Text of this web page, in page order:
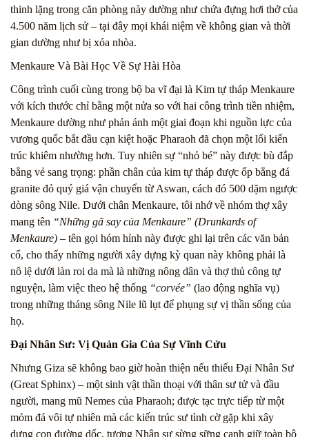
thinh lặng trong căn phòng này dường như chứa đựng hơi thở của
4.500 năm lịch sử – tại đây mọi khái niệm về không gian và thời
gian dường như bị xóa nhòa.
Menkaure Và Bài Học Về Sự Hài Hòa
Công trình cuối cùng trong bộ ba vĩ đại là Kim tự tháp Menkaure
với kích thước chỉ bằng một nửa so với hai công trình tiền nhiệm,
Menkaure dường như phản ánh một giai đoạn khi nguồn lực của
vương quốc bắt đầu cạn kiệt hoặc Pharaoh đã chọn một lối kiến
trúc khiêm nhường hơn. Tuy nhiên sự “nhỏ bé” này được bù đắp
bằng vẻ sang trọng: phần chân của kim tự tháp được ốp bằng đá
granite đỏ quý giá vận chuyển từ Aswan, cách đó 500 dặm ngược
dòng sông Nile. Dưới chân Menkaure, tôi nhớ về nhóm thợ xây
mang tên “Những gã say của Menkaure” (Drunkards of
Menkaure) – tên gọi hóm hỉnh này được ghi lại trên các văn bản
cổ, cho thấy những người xây dựng kỳ quan này không phải là
nô lệ dưới làn roi da mà là những nông dân và thợ thủ công tự
nguyện, làm việc theo hệ thống “corvée” (lao động nghĩa vụ)
trong những tháng sông Nile lũ lụt để phụng sự vị thần sống của
họ.
Đại Nhân Sư: Vị Quản Gia Của Sự Vĩnh Cửu
Nhưng Giza sẽ không bao giờ hoàn thiện nếu thiếu Đại Nhân Sư
(Great Sphinx) – một sinh vật thần thoại với thân sư tử và đầu
người, mang mũ Nemes của Pharaoh; được tạc trực tiếp từ một
mỏm đá vôi tự nhiên mà các kiến trúc sư tình cờ gặp khi xây
dựng con đường dốc, tượng Nhân sư sừng sững canh giữ toàn bộ